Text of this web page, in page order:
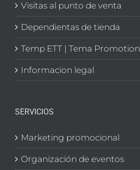
Visitas al punto de venta
Dependientas de tienda
Temp ETT | Tema Promotion
Informacion legal
SERVICIOS
Marketing promocional
Organización de eventos